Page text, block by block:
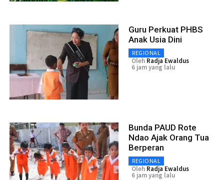
Guru Perkuat PHBS
Anak Usia Dini
REGIONAL
Oleh Radja Ewaldus
6 jam yang lalu
Bunda PAUD Rote
Ndao Ajak Orang Tua
Berperan
REGIONAL
Oleh Radja Ewaldus
6 jam yang lalu